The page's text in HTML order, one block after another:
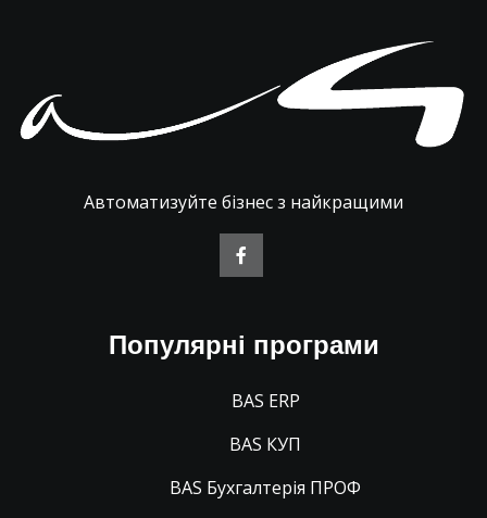
Автоматизуйте бізнес з найкращими
Популярні програми
BAS ERP
BAS КУП
BAS Бухгалтерія ПРОФ